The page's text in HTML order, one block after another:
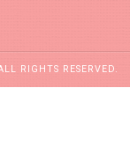
RIGHTS RESERVED.